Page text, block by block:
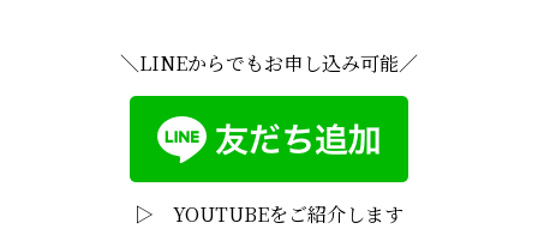
＼LINEからでもお申し込み可能／
▷ YOUTUBEをご紹介します